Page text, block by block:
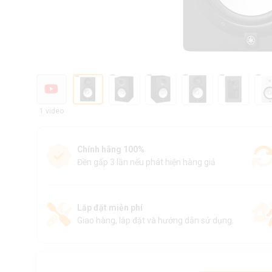
1 video
Chính hãng 100%
Đền gấp 3 lần nếu phát hiện hàng giả
Lắp đặt miễn phí
Giao hàng, lắp đặt và hướng dẫn sử dụng.